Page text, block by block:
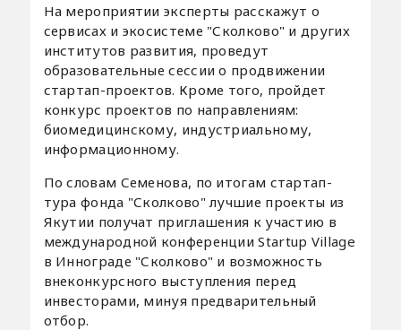
На мероприятии эксперты расскажут о
сервисах и экосистеме "Сколково" и других
институтов развития, проведут
образовательные сессии о продвижении
стартап-проектов. Кроме того, пройдет
конкурс проектов по направлениям:
биомедицинскому, индустриальному,
информационному.
По словам Семенова, по итогам стартап-
тура фонда "Сколково" лучшие проекты из
Якутии получат приглашения к участию в
международной конференции Startup Village
в Иннограде "Сколково" и возможность
внеконкурсного выступления перед
инвесторами, минуя предварительный
отбор.